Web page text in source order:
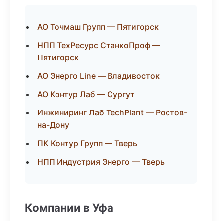
АО Точмаш Групп — Пятигорск
НПП ТехРесурс СтанкоПроф —
Пятигорск
АО Энерго Line — Владивосток
АО Контур Лаб — Сургут
Инжиниринг Лаб TechPlant — Ростов-
на-Дону
ПК Контур Групп — Тверь
НПП Индустрия Энерго — Тверь
Компании в Уфа